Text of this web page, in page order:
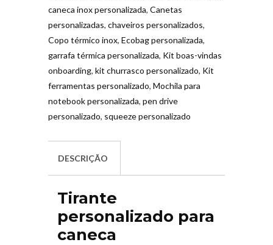
caneca inox personalizada, Canetas
personalizadas, chaveiros personalizados,
Copo térmico inox, Ecobag personalizada,
garrafa térmica personalizada, Kit boas-vindas
onboarding, kit churrasco personalizado, Kit
ferramentas personalizado, Mochila para
notebook personalizada, pen drive
personalizado, squeeze personalizado
DESCRIÇÃO
Tirante
personalizado para
caneca